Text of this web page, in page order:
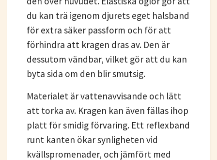
du kan trä igenom djurets eget halsband
för extra säker passform och för att
förhindra att kragen dras av. Den är
dessutom vändbar, vilket gör att du kan
byta sida om den blir smutsig.
Materialet är vattenavvisande och lätt
att torka av. Kragen kan även fällas ihop
platt för smidig förvaring. Ett reflexband
runt kanten ökar synligheten vid
kvällspromenader, och jämfört med